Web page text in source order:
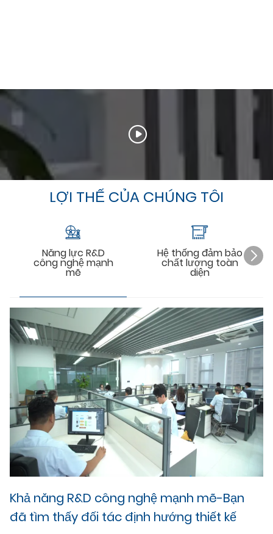
LỢI THẾ CỦA CHÚNG TÔI
Năng lực R&D
công nghệ mạnh
mẽ
Hệ thống đảm bảo
chất lượng toàn
diện
Khả năng R&D công nghệ mạnh mẽ-Bạn
đã tìm thấy đối tác định hướng thiết kế